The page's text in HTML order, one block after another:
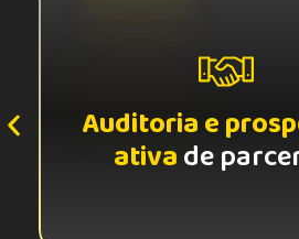
Auditoria e
ativade